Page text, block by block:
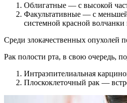
Облигатные — с высокой
Факультативные — с меньшей
системной красной волчанки
Среди злокачественных опухолей
Рак полости рта, в свою очередь,
Интраэпителиальная
Плоскоклеточный рак —